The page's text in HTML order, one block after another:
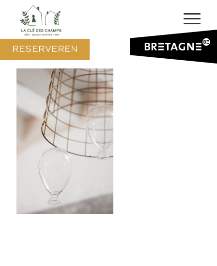
RESERVEREN